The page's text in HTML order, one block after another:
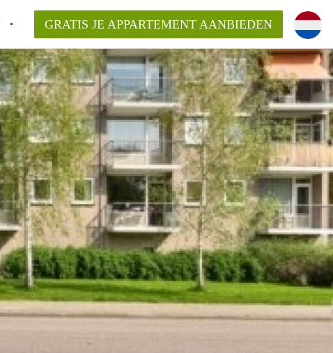
GRATIS JE APPARTEMENT AANBIEDEN